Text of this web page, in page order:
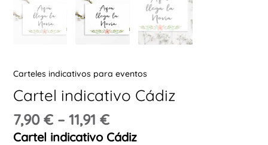
Carteles indicativos para eventos
Cartel indicativo Cádiz
7,90 €– 11,91 €
Cartel indicativo Cádiz